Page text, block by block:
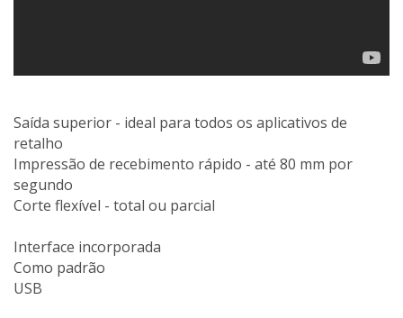
Saída superior - ideal para todos os aplicativos de
retalho
Impressão de recebimento rápido - até 80 mm por
segundo
Corte flexível - total ou parcial
Interface incorporada
Como padrão
USB